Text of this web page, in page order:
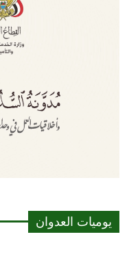
يوميات العدوان